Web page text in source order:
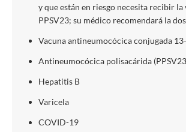
y que están en riesgo necesita recibir la
PPSV23; su médico recomendará la
Vacuna antineumocócica conjugada
Antineumocócica polisacárida
Hepatitis B
Varicela
COVID-19